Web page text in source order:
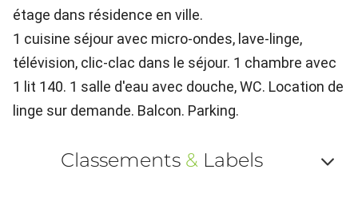
étage dans résidence en ville.
1 cuisine séjour avec micro-ondes, lave-linge,
télévision, clic-clac dans le séjour. 1 chambre avec
1 lit 140. 1 salle d'eau avec douche, WC. Location de
linge sur demande. Balcon. Parking.
Classements &Labels